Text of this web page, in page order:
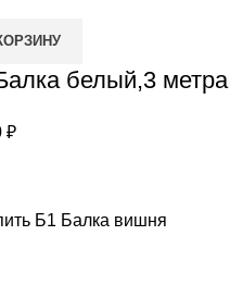
белый,3 метра
₽